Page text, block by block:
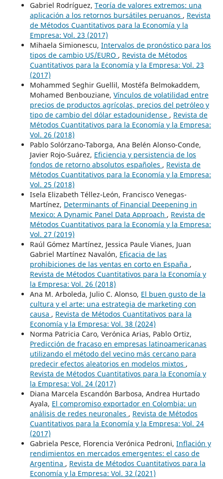
Gabriel Rodríguez, Teoría de valores extremos: una
aplicación a los retornos bursátiles peruanos , Revista
de Métodos Cuantitativos para la Economía y la
Empresa: Vol. 23 (2017)
Mihaela Simionescu, Intervalos de pronóstico para los
tipos de cambio US/EURO , Revista de Métodos
Cuantitativos para la Economía y la Empresa: Vol. 23
(2017)
Mohammed Seghir Guellil, Mostéfa Belmokaddem,
Mohamed Benbouziane, Vínculos de volatilidad entre
precios de productos agrícolas, precios del petróleo y
tipo de cambio del dólar estadounidense , Revista de
Métodos Cuantitativos para la Economía y la Empresa:
Vol. 26 (2018)
Pablo Solórzano-Taborga, Ana Belén Alonso-Conde,
Javier Rojo-Suárez, Eficiencia y persistencia de los
fondos de retorno absolutos españoles , Revista de
Métodos Cuantitativos para la Economía y la Empresa:
Vol. 25 (2018)
Isela Elizabeth Téllez-León, Francisco Venegas-
Martínez, Determinants of Financial Deepening in
Mexico: A Dynamic Panel Data Approach , Revista de
Métodos Cuantitativos para la Economía y la Empresa:
Vol. 27 (2019)
Raúl Gómez Martínez, Jessica Paule Vianes, Juan
Gabriel Martínez Navalón, Eficacia de las
prohibiciones de las ventas en corto en España ,
Revista de Métodos Cuantitativos para la Economía y
la Empresa: Vol. 26 (2018)
Ana M. Arboleda, Julio C. Alonso, El buen gusto de la
cultura y el arte: una estrategia de marketing con
causa , Revista de Métodos Cuantitativos para la
Economía y la Empresa: Vol. 38 (2024)
Norma Patricia Caro, Verónica Arias, Pablo Ortiz,
Predicción de fracaso en empresas latinoamericanas
utilizando el método del vecino más cercano para
predecir efectos aleatorios en modelos mixtos ,
Revista de Métodos Cuantitativos para la Economía y
la Empresa: Vol. 24 (2017)
Diana Marcela Escandón Barbosa, Andrea Hurtado
Ayala, El compromiso exportador en Colombia: un
análisis de redes neuronales , Revista de Métodos
Cuantitativos para la Economía y la Empresa: Vol. 24
(2017)
Gabriela Pesce, Florencia Verónica Pedroni, Inflación y
rendimientos en mercados emergentes: el caso de
Argentina , Revista de Métodos Cuantitativos para la
Economía y la Empresa: Vol. 32 (2021)